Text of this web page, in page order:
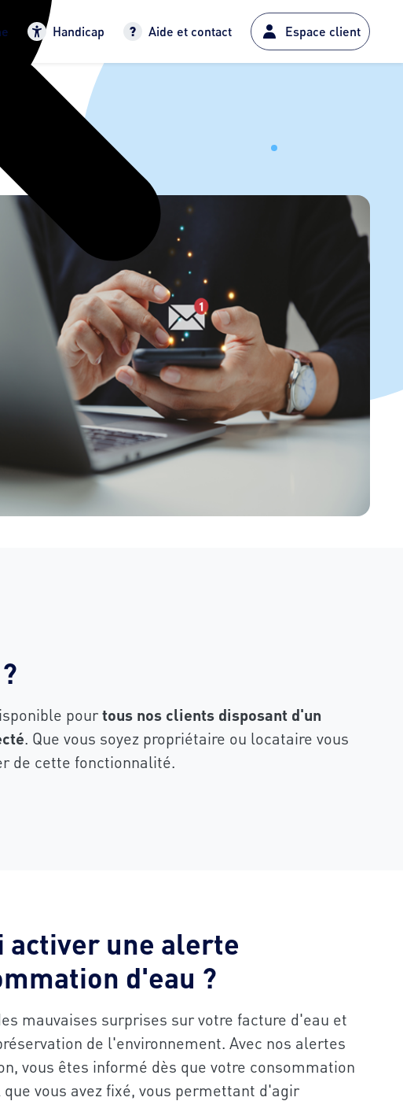
Handicap Aide et contact Espace client
pourtous nos clients disposant d'un
. Que vous soyez propriétaire ou locataire vous
de cette fonctionnalité.
activer une alerte
d'eau ?
mauvaises surprises sur votre facture d'eau et
de l'environnement. Avec nos alertes
vous êtes informé dès que votre consommation
vous avez fixé, vous permettant d'agir